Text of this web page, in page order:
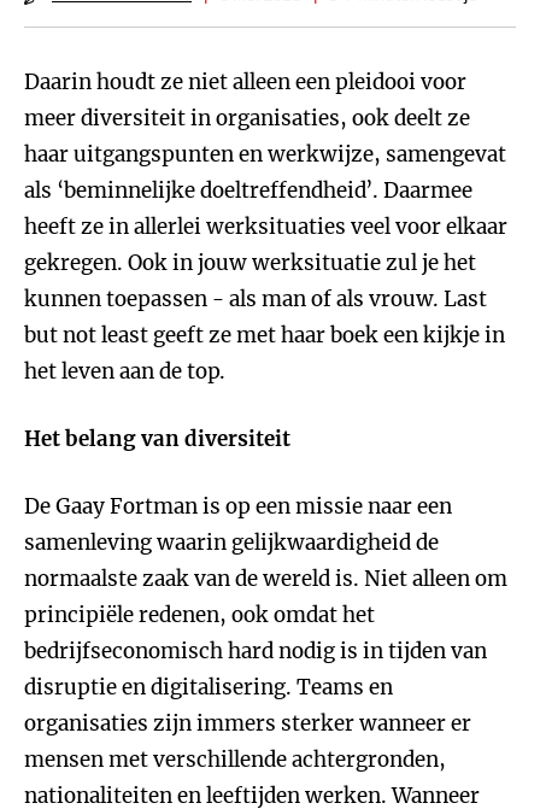
Daarin houdt ze niet alleen een pleidooi voor
meer diversiteit in organisaties, ook deelt ze
haar uitgangspunten en werkwijze, samengevat
als ‘beminnelijke doeltreffendheid’. Daarmee
heeft ze in allerlei werksituaties veel voor elkaar
gekregen. Ook in jouw werksituatie zul je het
kunnen toepassen - als man of als vrouw. Last
but not least geeft ze met haar boek een kijkje in
het leven aan de top.
Het belang van diversiteit
De Gaay Fortman is op een missie naar een
samenleving waarin gelijkwaardigheid de
normaalste zaak van de wereld is. Niet alleen om
principiële redenen, ook omdat het
bedrijfseconomisch hard nodig is in tijden van
disruptie en digitalisering. Teams en
organisaties zijn immers sterker wanneer er
mensen met verschillende achtergronden,
nationaliteiten en leeftijden werken. Wanneer